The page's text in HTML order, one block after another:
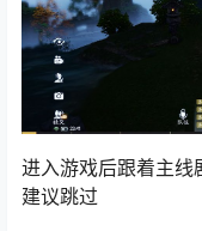
进入游戏后跟着主线
建议跳过